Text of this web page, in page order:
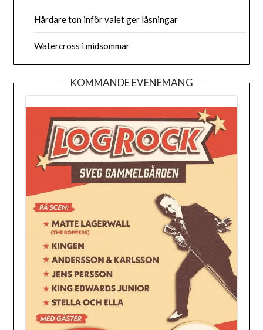
Hårdare ton inför valet ger låsningar
Watercross i midsommar
KOMMANDE EVENEMANG